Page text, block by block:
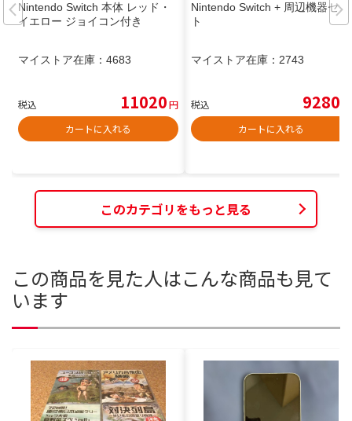
Nintendo Switch 本体 レッド・
イエロー ジョイコン付き
マイストア在庫： 4683
税込 11020円
カートに入れる
Nintendo Switch + 周辺機器セッ
ト
マイストア在庫： 2743
税込 9280
カートに入れる
このカテゴリをもっと見る
この商品を見た人はこんな商品も見て
います